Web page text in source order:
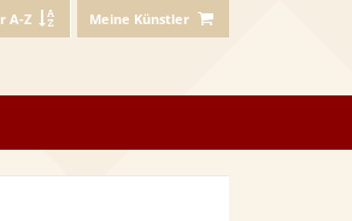
A-Z Meine Künstler